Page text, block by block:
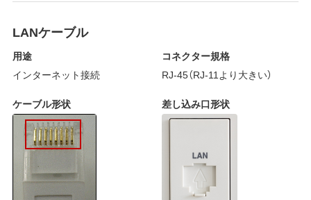
LANケーブル
用途
インターネット接続
コネクター規格
RJ-45（RJ-11より大きい）
ケーブル形状 差し込み口形状